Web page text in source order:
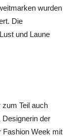
wurden
Die
und Laune
Teil auch
der
Fashion Week mit